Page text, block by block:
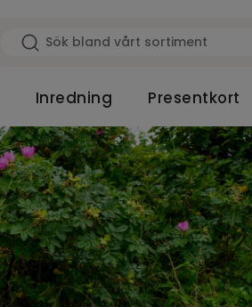
Inredning Presentkort